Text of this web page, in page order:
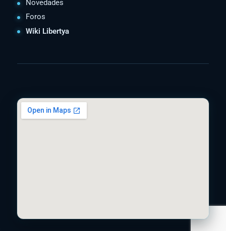
Novedades
Foros
Wiki Libertya